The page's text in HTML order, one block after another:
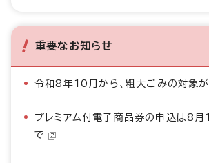
重要なお知らせ
令和8年10月から、粗大ごみの対象が
プレミアム付電子商品券の申込は8月
で